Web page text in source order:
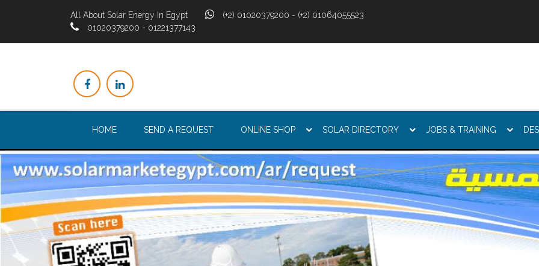
All About Solar Energy In Egypt
(+2) 01020379200 - (+2) 01064055523
01020379200 - 01221377143
HOME SEND A REQUEST ONLINE SHOP SOLAR DIRECTORY JOBS & TRAINING